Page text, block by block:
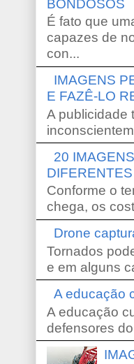
BONDOSOS
É fato que
capazes de
con...
IMAGENS
E FAZÊ-LO
A publicidade
20
Conforme o
chega, os
Drone
Tornados
e em alguns
A educação
A educação
defensores